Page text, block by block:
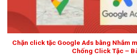
Chặn click tặc Google Ads bằng Nhắm
Chống Click Tặc –